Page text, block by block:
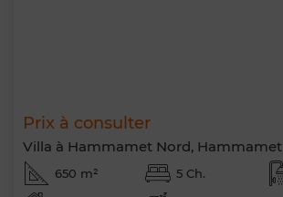
Prix à consulter
Villa à Hammamet Nord, Hammamet
650 m² 5 Ch.